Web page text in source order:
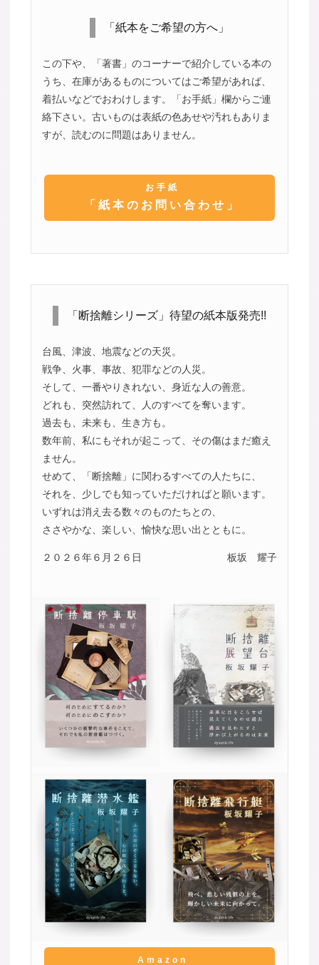
「紙本をご希望の方へ」
この下や、「著書」のコーナーで紹介している本の
うち、在庫があるものについてはご希望があれば、
着払いなどでおわけします。「お手紙」欄からご連
絡下さい。古いものは表紙の色あせや汚れもありま
すが、読むのに問題はありません。
お手紙
「紙本のお問い合わせ」
「断捨離シリーズ」待望の紙本版発売!!
台風、津波、地震などの天災。
戦争、火事、事故、犯罪などの人災。
そして、一番やりきれない、身近な人の善意。
どれも、突然訪れて、人のすべてを奪います。
過去も、未来も、生き方も。
数年前、私にもそれが起こって、その傷はまだ癒え
ません。
せめて、「断捨離」に関わるすべての人たちに、
それを、少しでも知っていただければと願います。
いずれは消え去る数々のものたちとの、
ささやかな、楽しい、愉快な思い出とともに。
２０２６年６月２６日 板坂 耀子
Amazon